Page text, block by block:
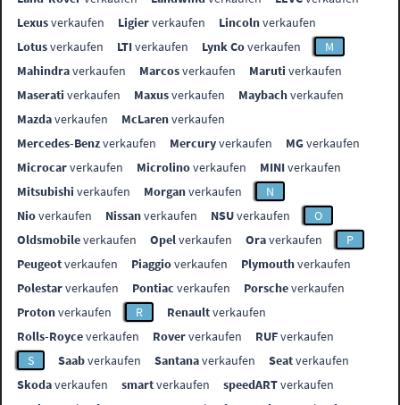
Lexusverkaufen Ligierverkaufen Lincolnverkaufen
Lotusverkaufen LTIverkaufen Lynk Coverkaufen
M
Mahindraverkaufen Marcosverkaufen Maruti verkaufen
Maserati verkaufen Maxusverkaufen Maybachverkaufen
Mazdaverkaufen McLarenverkaufen
Mercedes-Benzverkaufen Mercuryverkaufen MGverkaufen
Microcarverkaufen Microlinoverkaufen MINIverkaufen
Mitsubishi verkaufen Morganverkaufen
N
Nioverkaufen Nissanverkaufen NSUverkaufen
O
Oldsmobileverkaufen Opelverkaufen Oraverkaufen
P
Peugeotverkaufen Piaggioverkaufen Plymouthverkaufen
Polestarverkaufen Pontiac verkaufen Porscheverkaufen
Protonverkaufen R Renaultverkaufen
Rolls-Royceverkaufen Roververkaufen RUFverkaufen
S
Saabverkaufen Santanaverkaufen Seatverkaufen
Skodaverkaufen smartverkaufen speedARTverkaufen